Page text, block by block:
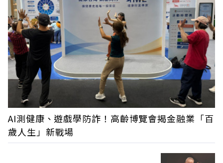
AI測健康、遊戲學防詐！高齡博覽會揭金融業「百
歲人生」新戰場